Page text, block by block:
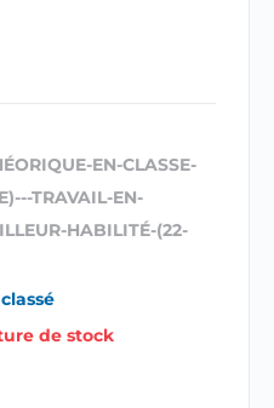
EN-CLASSE-
TRAVAIL-EN-
HABILITÉ-(22-
de stock